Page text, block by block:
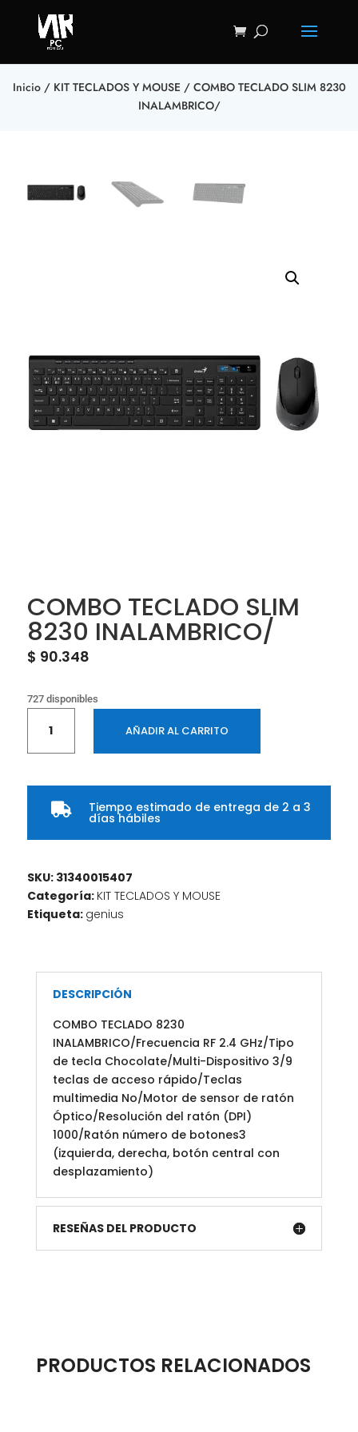
Inicio/ KIT TECLADOS Y MOUSE / COMBO TECLADO SLIM 8230
INALAMBRICO/
COMBO TECLADO SLIM
8230 INALAMBRICO/
$ 90.348
727 disponibles
TECLADO
SLIM
INALAMBRICO/
cantidad
AÑADIR AL CARRITO
 Tiempo estimado de entrega de 2 a 3
días hábiles
SKU: 31340015407
Categoría: KIT TECLADOS Y MOUSE
Etiqueta: genius
DESCRIPCIÓN
COMBO TECLADO 8230
INALAMBRICO/Frecuencia RF 2.4 GHz/Tipo
de tecla Chocolate/Multi-Dispositivo 3/9
teclas de acceso rápido/Teclas
multimedia No/Motor de sensor de ratón
Óptico/Resolución del ratón (DPI)
1000/Ratón número de botones3
(izquierda, derecha, botón central con
desplazamiento)
RESEÑAS DEL PRODUCTO
PRODUCTOS RELACIONADOS